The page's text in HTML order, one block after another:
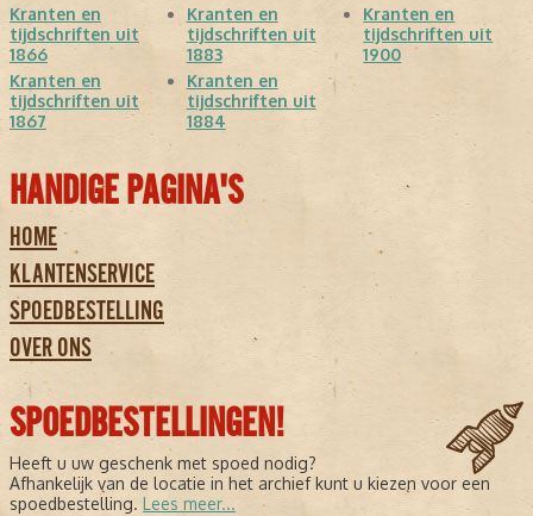
Kranten en
tijdschriften uit
1866
Kranten en
tijdschriften uit
1867
Kranten en
tijdschriften uit
1883
Kranten en
tijdschriften uit
1884
Kranten en
tijdschriften uit
1900
HANDIGE PAGINA'S
HOME
KLANTENSERVICE
SPOEDBESTELLING
OVER ONS
SPOEDBESTELLINGEN!
Heeft u uw geschenk met spoed nodig?
Afhankelijk van de locatie in het archief kunt u kiezen voor een
spoedbestelling. Lees meer...